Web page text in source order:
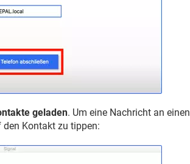
geladen. Um eine Nachricht an einen
Kontakt zu tippen: